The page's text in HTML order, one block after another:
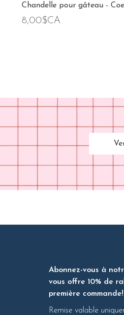
Chandelle pour gâteau -
8,00$CA
Abonnez-vous à
vous offre 10% de
première commande!
Remise valable